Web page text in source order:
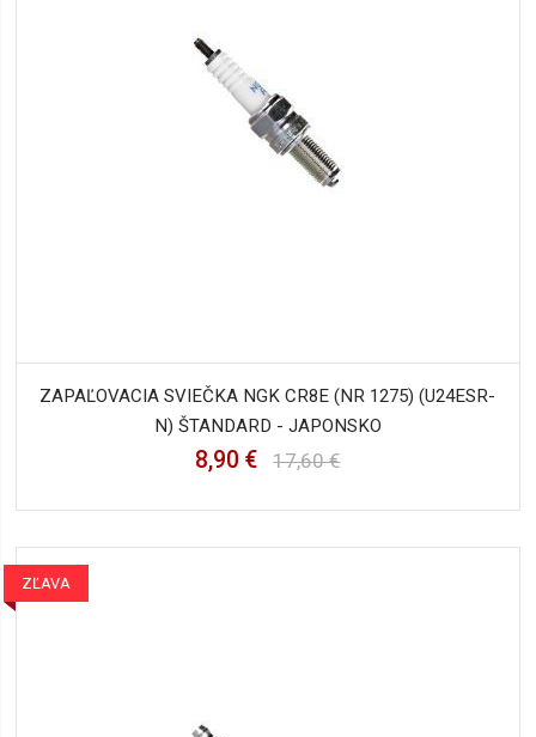
ZAPAĽOVACIA SVIEČKA NGK CR8E (NR 1275) (U24ESR-
N) ŠTANDARD - JAPONSKO
8,90 € 17,60 €
ZĽAVA